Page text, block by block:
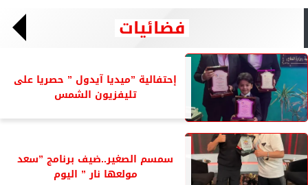
فضائيات
إحتفالية ”ميديا آيدول ” حصريا على
تليفزيون الشمس
سمسم الصغير..ضيف برنامج ”سعد
مولعها نار ” اليوم